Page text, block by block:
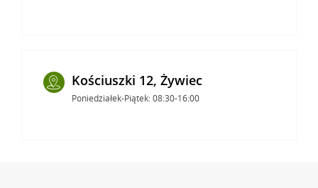
Kościuszki 12, Żywiec
Poniedziałek-Piątek: 08:30-16:00